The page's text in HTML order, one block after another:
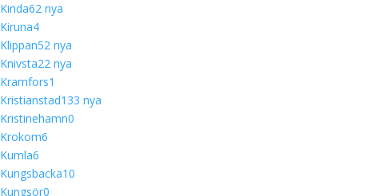
Kinda62 nya
Kiruna4
Klippan52 nya
Knivsta22 nya
Kramfors1
Kristianstad133 nya
Kristinehamn0
Krokom6
Kumla6
Kungsbacka10
Kungsör0